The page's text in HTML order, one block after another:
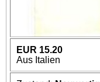
EUR 15.20
Aus Italien